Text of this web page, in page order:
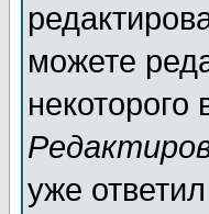
можете
уже